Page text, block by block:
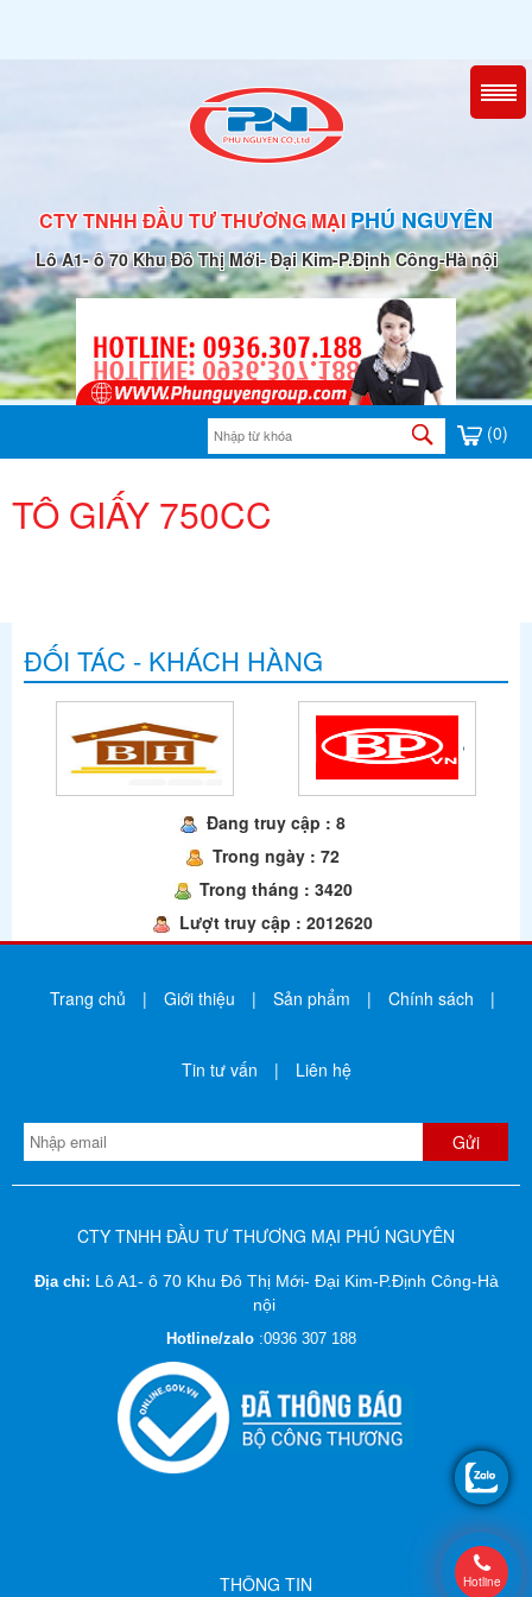
CTY TNHH ĐẦU TƯ THƯƠNG MẠIPHÚ NGUYÊN
Lô A1- ô 70 Khu Đô Thị Mới- Đại Kim-P.Định Công-Hà nội
(0)
TÔ GIẤY 750CC
ĐỐI TÁC - KHÁCH HÀNG
Đang truy cập : 8
Trong ngày : 72
Trong tháng : 3420
Lượt truy cập : 2012620
Trang chủ | Giới thiệu | Sản phẩm | Chính sách |
Tin tư vấn | Liên hệ
CTY TNHH ĐẦU TƯ THƯƠNG MẠI PHÚ NGUYÊN
Địa chỉ: Lô A1- ô 70 Khu Đô Thị Mới- Đại Kim-P.Định Công-Hà
nội
Hotline/zalo :0936 307 188
THÔNG TIN Hotline